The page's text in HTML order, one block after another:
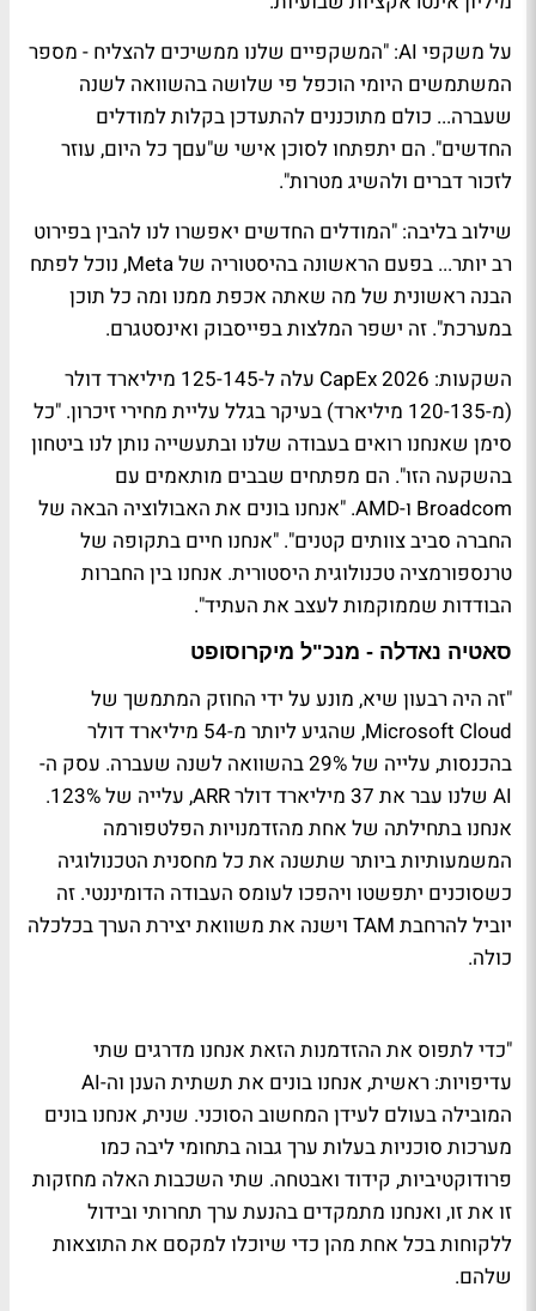
על משקפי AI: "המשקפיים שלנו ממשיכים להצליח - מספר
המשתמשים היומי הוכפל פי שלושה בהשוואה לשנה
שעברה... כולם מתוכננים להתעדכן בקלות למודלים
החדשים". הם יתפתחו לסוכן אישי ש"עםך כל היום, עוזר
לזכור דברים ולהשיג מטרות".
שילוב בליבה: "המודלים החדשים יאפשרו לנו להבין בפירוט
רב יותר... בפעם הראשונה בהיסטוריה של Meta, נוכל לפתח
הבנה ראשונית של מה שאתה אכפת ממנו ומה כל תוכן
במערכת". זה ישפר המלצות בפייסבוק ואינסטגרם.
השקעות: CapEx 2026 עלה ל-125-145 מיליארד דולר
(מ-120-135 מיליארד) בעיקר בגלל עליית מחירי זיכרון. "כל
סימן שאנחנו רואים בעבודה שלנו ובתעשייה נותן לנו ביטחון
בהשקעה הזו". הם מפתחים שבבים מותאמים עם
Broadcom ו-AMD. "אנחנו בונים את האבולוציה הבאה של
החברה סביב צוותים קטנים". "אנחנו חיים בתקופה של
טרנספורמציה טכנולוגית היסטורית. אנחנו בין החברות
הבודדות שממוקמות לעצב את העתיד".
סאטיה נאדלה - מנכ"ל מיקרוסופט
"זה היה רבעון שיא, מונע על ידי החוזק המתמשך של
Microsoft Cloud, שהגיע ליותר מ-54 מיליארד דולר
בהכנסות, עלייה של 29% בהשוואה לשנה שעברה. עסק ה-
AI שלנו עבר את 37 מיליארד דולר ARR, עלייה של 123%.
אנחנו בתחילתה של אחת מהזדמנויות הפלטפורמה
המשמעותיות ביותר שתשנה את כל מחסנית הטכנולוגיה
כשסוכנים יתפשטו ויהפכו לעומס העבודה הדומיננטי. זה
יוביל להרחבת TAM וישנה את משוואת יצירת הערך בכלכלה
כולה.
"כדי לתפוס את ההזדמנות הזאת אנחנו מדרגים שתי
עדיפויות: ראשית, אנחנו בונים את תשתית הענן וה-AI
המובילה בעולם לעידן המחשוב הסוכני. שנית, אנחנו בונים
מערכות סוכניות בעלות ערך גבוה בתחומי ליבה כמו
פרודוקטיביות, קידוד ואבטחה. שתי השכבות האלה מחזקות
זו את זו, ואנחנו מתמקדים בהנעת ערך תחרותי ובידול
ללקוחות בכל אחת מהן כדי שיוכלו למקסם את התוצאות
שלהם.